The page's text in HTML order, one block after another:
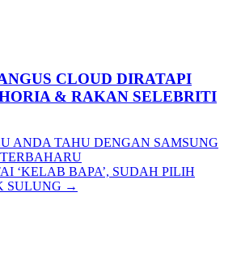
CLOUD DIRATAPI
& RAKAN SELEBRITI
ANDA TAHU DENGAN SAMSUNG
‘KELAB BAPA’, SUDAH PILIH
SULUNG →